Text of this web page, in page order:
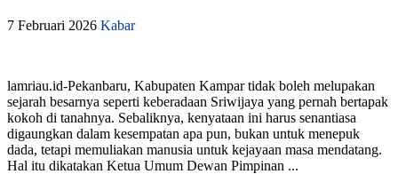
7 Februari 2026 Kabar
lamriau.id-Pekanbaru, Kabupaten Kampar tidak boleh melupakan
sejarah besarnya seperti keberadaan Sriwijaya yang pernah bertapak
kokoh di tanahnya. Sebaliknya, kenyataan ini harus senantiasa
digaungkan dalam kesempatan apa pun, bukan untuk menepuk
dada, tetapi memuliakan manusia untuk kejayaan masa mendatang.
Hal itu dikatakan Ketua Umum Dewan Pimpinan ...